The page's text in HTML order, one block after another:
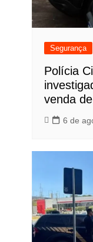
Segurança
Polícia
venda
6 de